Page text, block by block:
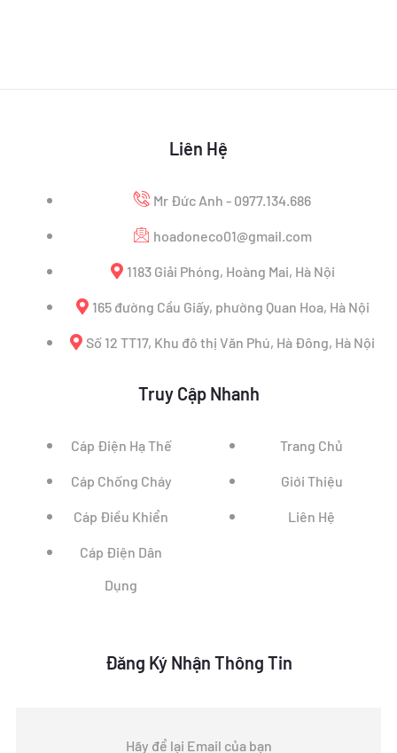
Liên Hệ
Mr Đức Anh - 0977.134.686
hoadoneco01@gmail.com
1183 Giải Phóng, Hoàng Mai, Hà Nội
165 đường Cầu Giấy, phường Quan Hoa, Hà Nội
Số 12 TT17, Khu đô thị Văn Phú, Hà Đông, Hà Nội
Truy Cập Nhanh
Cáp Điện Hạ Thế
Cáp Chống Cháy
Cáp Điều Khiển
Cáp Điện Dân
Dụng
Trang Chủ
Giới Thiệu
Liên Hệ
Đăng Ký Nhận Thông Tin
Hãy để lại Email của bạn